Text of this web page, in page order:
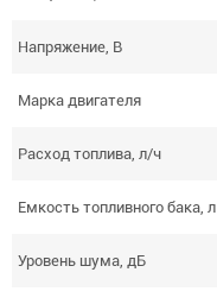
Напряжение, В
Марка двигателя
Расход топлива, л/ч
Емкость топливного бака, л
Уровень шума, дБ